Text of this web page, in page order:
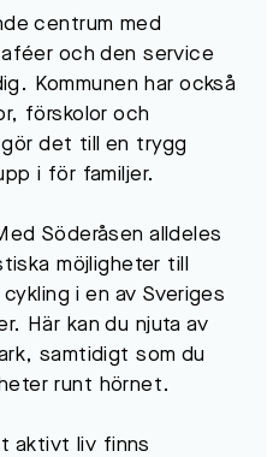
centrum med
och den service
Kommunen har också
förskolor och
det till en trygg
i för familjer.
Söderåsen alldeles
möjligheter till
i en av Sveriges
Här kan du njuta av
samtidigt som du
runt hörnet.
aktivt liv finns